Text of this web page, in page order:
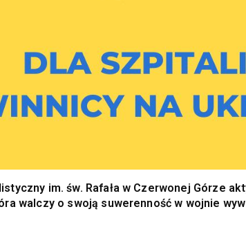
im. św. Rafała w Czerwonej Górze
walczy o swoją suwerenność w wojnie